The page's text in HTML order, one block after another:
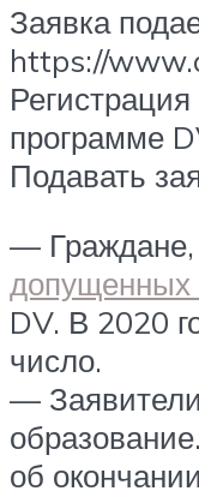
Заявка
https://
программе
Подавать
—
допущенных
DV. В 2020
число.
—
об